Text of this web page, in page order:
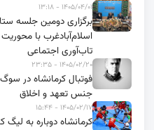
۱۴۰۵/۰۴/۰۱ - ۱۳:۱۸
برگزاری دومین جلسه
اسلام‌آبادغرب با
تاب‌آوری اجتماعی
۱۴۰۵/۰۲/۲۰ - ۲۳:۳۵
فوتبال کرمانشاه در
جنس تعهد و اخلاق
۱۴۰۵/۰۲/۱۷ - ۱۵:۴۴
کرمانشاه دوباره به لیگ